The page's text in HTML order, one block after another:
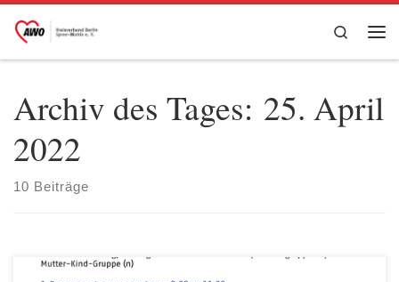
Zum Inhalt springen
Search
Archiv des Tages: 25. April
2022
10 Beiträge